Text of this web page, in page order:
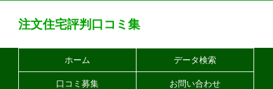
注文住宅評判口コミ集
ホーム データ検索
口コミ募集 お問い合わせ